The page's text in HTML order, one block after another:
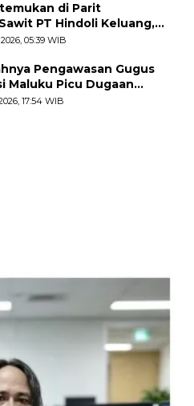
di Parit
PT Hindoli Keluang,
Kematian
05:39 WIB
Pengawasan Gugus
Maluku Picu Dugaan
Nelayan Bale-Bale di
17:54 WIB